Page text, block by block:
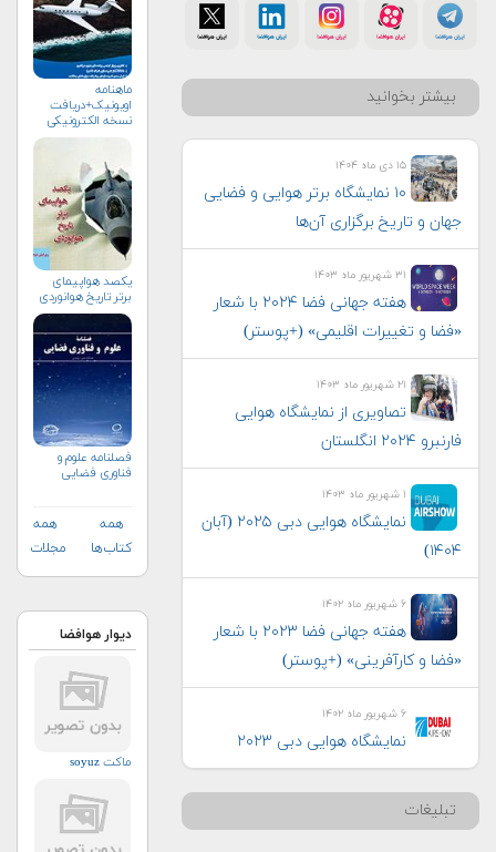
بیشتر بخوانید
۱۵ دی ماه ۱۴۰۴
۱۰ نمایشگاه برتر هوایی و فضایی
جهان و تاریخ برگزاری آن‌ها
۳۱ شهریور ماه ۱۴۰۳
هفته جهانی فضا ۲۰۲۴ با شعار
«فضا و تغییرات اقلیمی» (+پوستر)
۲۱ شهریور ماه ۱۴۰۳
تصاویری از نمایشگاه هوایی
فارنبرو ۲۰۲۴ انگلستان
۱ شهریور ماه ۱۴۰۳
نمایشگاه هوایی دبی ۲۰۲۵ (آبان
۱۴۰۴)
۶ شهریور ماه ۱۴۰۲
هفته جهانی فضا ۲۰۲۳ با شعار
«فضا و کارآفرینی» (+پوستر)
۶ شهریور ماه ۱۴۰۲
نمایشگاه هوایی دبی ۲۰۲۳
تبلیغات
ماهنامه
اویونیک+دریافت
نسخه الکترونیکی
یکصد هواپیمای
برتر تاریخ هوانوردی
فصلنامه علوم و
فناوری فضایی
همه
کتاب‌ها
همه
مجلات
دیوار هوافضا
ماکت soyuz